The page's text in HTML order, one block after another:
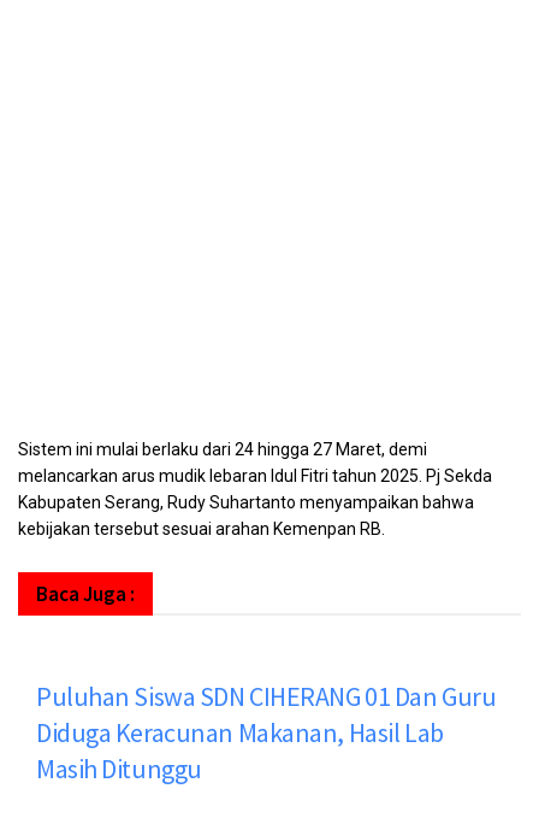
Sistem ini mulai berlaku dari 24 hingga 27 Maret, demi
melancarkan arus mudik lebaran Idul Fitri tahun 2025. Pj Sekda
Kabupaten Serang, Rudy Suhartanto menyampaikan bahwa
kebijakan tersebut sesuai arahan Kemenpan RB.
Baca Juga :
Puluhan Siswa SDN CIHERANG 01 Dan Guru
Diduga Keracunan Makanan, Hasil Lab
Masih Ditunggu